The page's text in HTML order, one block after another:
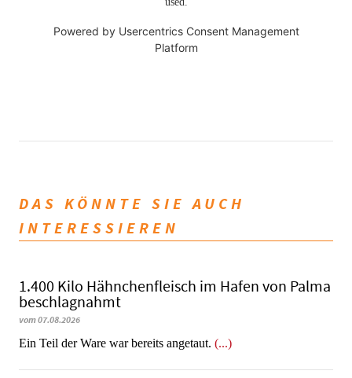
Powered by Usercentrics Consent Management
Platform
DAS KÖNNTE SIE AUCH
INTERESSIEREN
1.400 Kilo Hähnchenfleisch im Hafen von Palma
beschlagnahmt
vom 07.08.2026
​​​​​​​Ein Teil der Ware war bereits angetaut. (...)